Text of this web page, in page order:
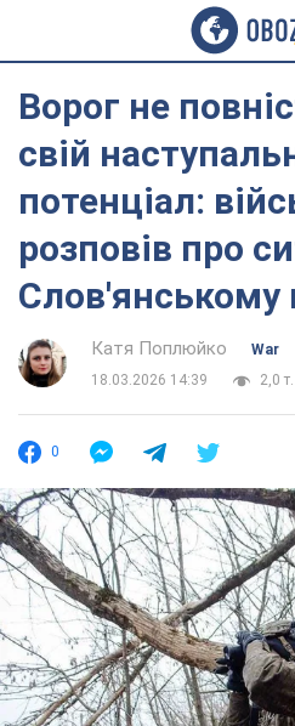
Ворог не
свій
потенціал:
розповів про
Слов'янському
Катя Поплюйко
War
18.03.2026 14:39
2,0 т.
0